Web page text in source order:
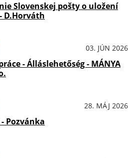
Slovenskej pošty o uložení
D.Horváth
03. JÚN 2026
- Álláslehetőség - MÁNYA
28. MÁJ 2026
Pozvánka